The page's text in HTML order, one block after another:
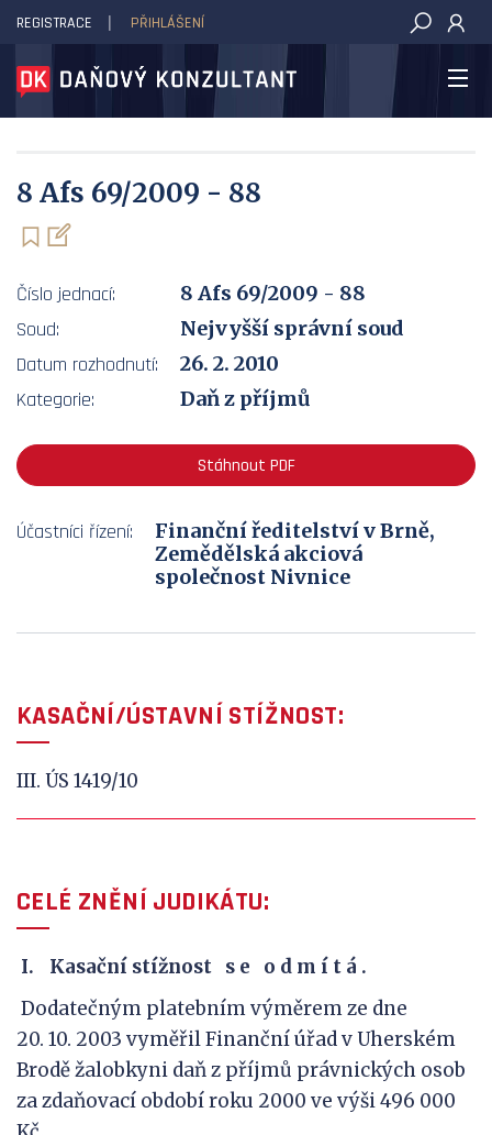
DAŇOVÝ KONZULTANT
REGISTRACE PŘIHLÁŠENÍ
8 Afs 69/2009 - 88
Číslo jednací:
8 Afs 69/2009 - 88
Soud:
Nejvyšší správní soud
Datum rozhodnutí:
26. 2. 2010
Kategorie:
Daň z příjmů
Stáhnout PDF
Účastníci řízení:
Finanční ředitelství v Brně,
Zemědělská akciová
společnost Nivnice
KASAČNÍ/ÚSTAVNÍ STÍŽNOST:
III. ÚS 1419/10
CELÉ ZNĚNÍ JUDIKÁTU:
Kasační stížnost s e o d m í t á .
Dodatečným platebním výměrem ze dne
20. 10. 2003 vyměřil Finanční úřad v Uherském
Brodě žalobkyni daň z příjmů právnických osob
za zdaňovací období roku 2000 ve výši 496 000